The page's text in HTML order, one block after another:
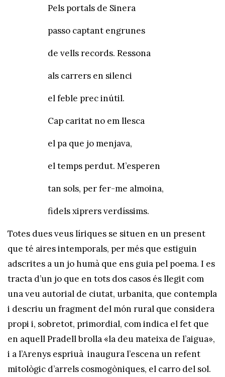
Pels portals de Sinera
passo captant engrunes
de vells records. Ressona
als carrers en silenci
el feble prec inútil.
Cap caritat no em llesca
el pa que jo menjava,
el temps perdut. M’esperen
tan sols, per fer-me almoina,
fidels xiprers verdíssims.
Totes dues veus líriques se situen en un present
que té aires intemporals, per més que estiguin
adscrites a un jo humà que ens guia pel poema. I es
tracta d’un jo que en tots dos casos és llegit com
una veu autorial de ciutat, urbanita, que contempla
i descriu un fragment del món rural que considera
propi i, sobretot, primordial, com indica el fet que
en aquell Pradell brolla «la deu mateixa de l’aigua»,
i a l’Arenys espriuà inaugura l’escena un refent
mitològic d’arrels cosmogòniques, el carro del sol.